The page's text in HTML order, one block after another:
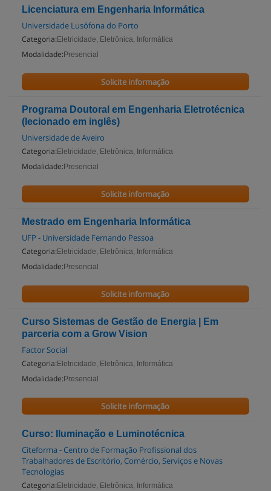
Licenciatura em Engenharia Informática
Universidade Lusófona do Porto
Categoria: Eletricidade, Eletrônica, Informática
Modalidade: Presencial
Solicite informação
Programa Doutoral em Engenharia Eletrotécnica
(lecionado em inglês)
Universidade de Aveiro
Categoria: Eletricidade, Eletrônica, Informática
Modalidade: Presencial
Solicite informação
Mestrado em Engenharia Informática
UFP - Universidade Fernando Pessoa
Categoria: Eletricidade, Eletrônica, Informática
Modalidade: Presencial
Solicite informação
Curso Sistemas de Gestão de Energia | Em
parceria com a Grow Vision
Factor Social
Categoria: Eletricidade, Eletrônica, Informática
Modalidade: Presencial
Solicite informação
Curso: Iluminação e Luminotécnica
Citeforma - Centro de Formação Profissional dos
Trabalhadores de Escritório, Comércio, Serviços e Novas
Tecnologias
Categoria: Eletricidade, Eletrônica, Informática